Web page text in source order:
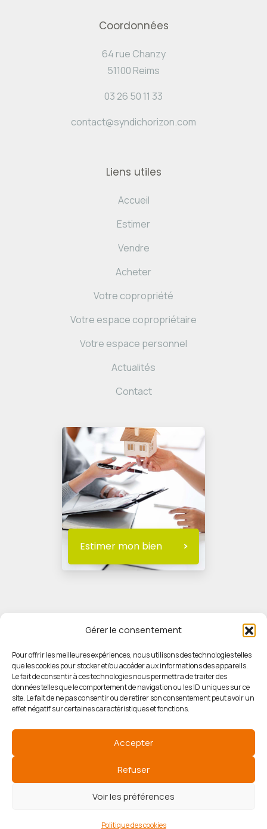
Gérer le consentement
Pour offrir les meilleures expériences, nous utilisons des technologies telles
que les cookies pour stocker et/ou accéder aux informations des appareils.
Le fait de consentir à ces technologies nous permettra de traiter des
données telles que le comportement de navigation ou les ID uniques sur ce
site. Le fait de ne pas consentir ou de retirer son consentement peut avoir un
effet négatif sur certaines caractéristiques et fonctions.
Accepter
Refuser
Voir les préférences
Politique des cookies
Coordonnées
64 rue Chanzy
51100 Reims
03 26 50 11 33
contact@syndichorizon.com
Liens utiles
Accueil
Estimer
Vendre
Acheter
Votre copropriété
Votre espace copropriétaire
Votre espace personnel
Actualités
Contact
Estimer mon bien
© HORIZON IMMOBILIER
Mentions légales
Politique des cookies